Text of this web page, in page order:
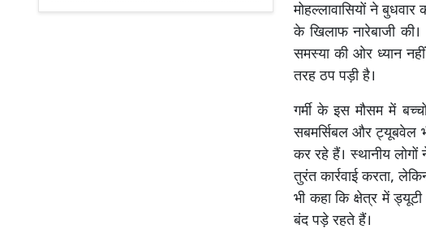
मोहल्लावासियों ने
के खिलाफ नारेबाजी
समस्या की ओर ध्यान नहीं
तरह ठप पड़ी है।
गर्मी के इस मौसम में
सबमर्सिबल और ट्यूबवेल
कर रहे हैं। स्थानीय लोगों
तुरंत कार्रवाई करता,
भी कहा कि क्षेत्र में
बंद पड़े रहते हैं।